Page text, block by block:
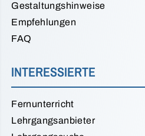
Gestaltungshinweise
Empfehlungen
FAQ
INTERESSIERTE
Fernunterricht
Lehrgangsanbieter